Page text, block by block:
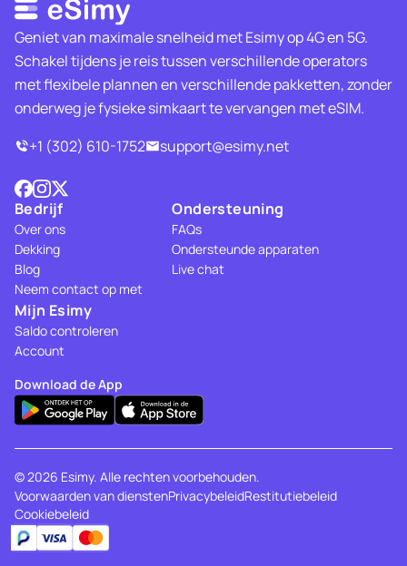
Geniet van maximale snelheid met Esimy op 4G en 5G.
Schakel tijdens je reis tussen verschillende operators
met flexibele plannen en verschillende pakketten, zonder
onderweg je fysieke simkaart te vervangen met eSIM.
+1 (302) 610-1752
support@esimy.net
Bedrijf
Over ons
Dekking
Blog
Neem contact op met
Ondersteuning
FAQs
Ondersteunde apparaten
Live chat
Mijn Esimy
Saldo controleren
Account
Download de App
© 2026 Esimy. Alle rechten voorbehouden.
Voorwaarden van dienstenPrivacybeleidRestitutiebeleid
Cookiebeleid